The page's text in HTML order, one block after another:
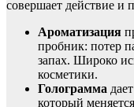
совершает действие и
Ароматизация
пробник: потер
запах. Широко
косметики.
Голограмма
который